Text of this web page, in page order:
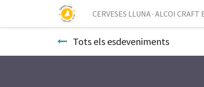
CERVESES LLUNA · ALCOI CRAFT
Tots els esdeveniments